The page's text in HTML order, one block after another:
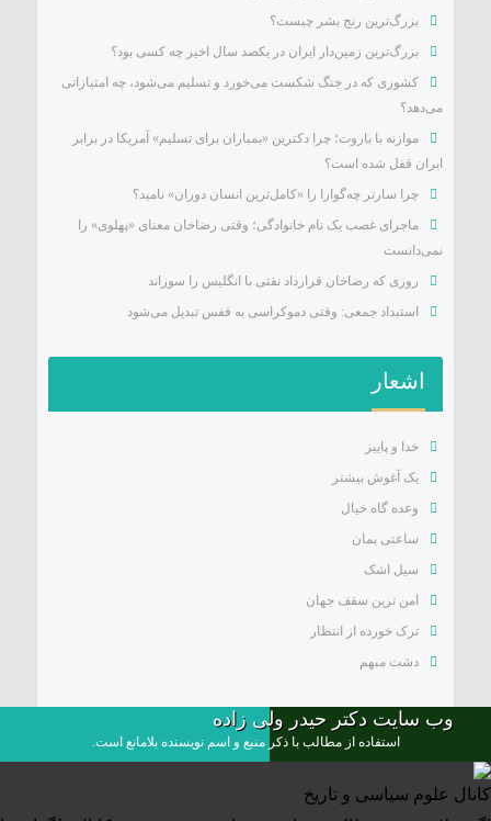
بزرگ‌ترین رنج بشر چیست؟
بزرگ‌ترین زمین‌دار ایران در یکصد سال اخیر چه کسی بود؟
کشوری که در جنگ شکست می‌خورد و تسلیم می‌شود، چه امتیازاتی
می‌دهد؟
موازنه با باروت؛ چرا دکترین «بمباران برای تسلیم» آمریکا در برابر
ایران قفل شده است؟
چرا سارتر چه‌گوارا را «کامل‌ترین انسان دوران» نامید؟
ماجرای غصب یک نام خانوادگی؛ وقتی رضاخان معنای «پهلوی» را
نمی‌دانست
روزی که رضاخان قرارداد نفتی با انگلیس را سوزاند
استبداد جمعی: وقتی دموکراسی به قفس تبدیل می‌شود
اشعار
خدا و پاییز
یک آغوش بیشتر
وعده گاه خیال
ساعتی بمان
سیل اشک
امن ترین سقف جهان
ترک خورده از انتظار
دشت مبهم
وب سایت دکتر حیدر ولی زاده
استفاده از مطالب با ذکر منبع و اسم نویسنده بلامانع است.
کانال علوم‌ سیاسی و تاریخ